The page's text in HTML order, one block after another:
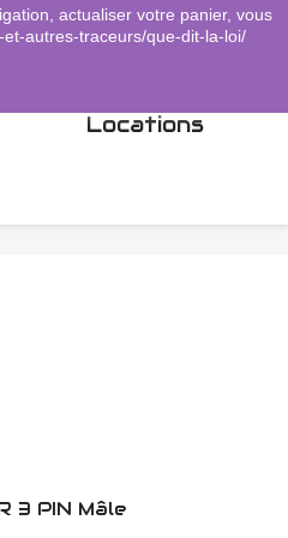
shopping_cart Panier (0)
Locations
3 PIN Mâle
actualiser votre panier, vous
autres-traceurs/que-dit-la-loi/